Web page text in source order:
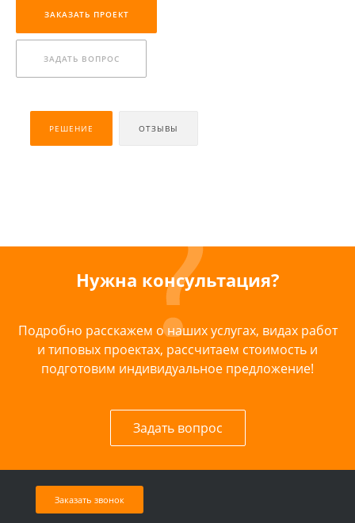
ЗАКАЗАТЬ ПРОЕКТ
ЗАДАТЬ ВОПРОС
РЕШЕНИЕ ОТЗЫВЫ
Нужна консультация?
Подробно расскажем о наших услугах, видах работ
и типовых проектах, рассчитаем стоимость и
подготовим индивидуальное предложение!
Задать вопрос
Заказать звонок